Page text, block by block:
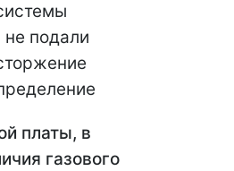
не подали
платы, в
газового